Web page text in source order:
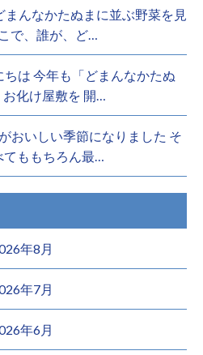
んなかたぬまに並ぶ野菜を見
で、誰が、ど…
は 今年も「どまんなかたぬ
お化け屋敷を 開…
おいしい季節になりました そ
てももちろん最…
年8月
年7月
年6月